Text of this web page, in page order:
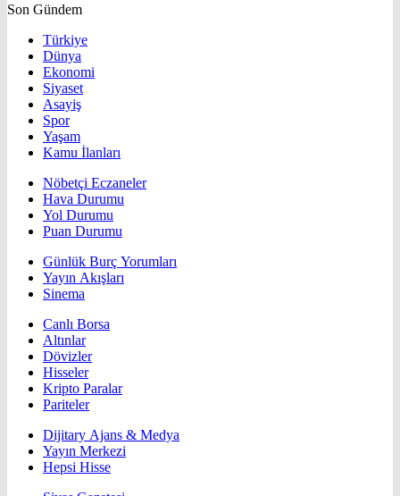
Son Gündem
Türkiye
Dünya
Ekonomi
Siyaset
Asayiş
Spor
Yaşam
Kamu İlanları
Nöbetçi Eczaneler
Hava Durumu
Yol Durumu
Puan Durumu
Günlük Burç Yorumları
Yayın Akışları
Sinema
Canlı Borsa
Altınlar
Dövizler
Hisseler
Kripto Paralar
Pariteler
Dijitary Ajans & Medya
Yayın Merkezi
Hepsi Hisse